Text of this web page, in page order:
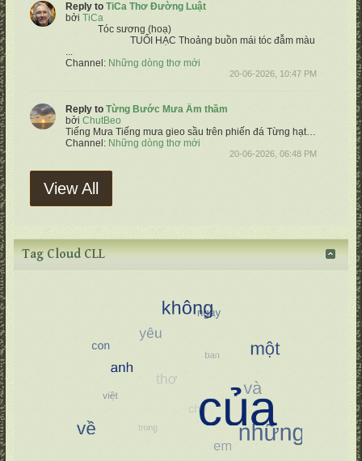
Reply to TiCa Thơ Đường Luật
bởi TiCa
Tóc sương (hoạ)
TUỔI HẠC Thoảng buồn mái tóc đẫm màu sương
...
Channel: Những dòng thơ mới
20-06-2026, 10:47 PM
Reply to Từng Bước Mưa Âm thầm
bởi ChutBeo
Tiếng Mưa Tiếng mưa gieo sầu trên phiến đá Từng hạt trôi suốt tháng ngày qua
Channel: Những dòng thơ mới
20-06-2026, 06:48 PM
View All
Tag Cloud CLL